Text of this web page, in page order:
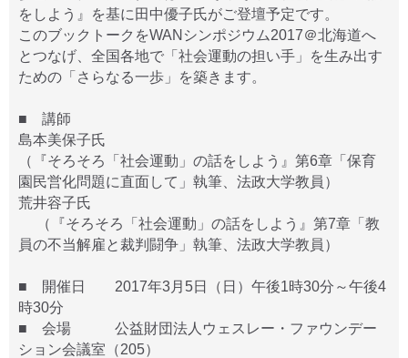
をしよう』を基に田中優子氏がご登壇予定です。
このブックトークをWANシンポジウム2017＠北海道へ
とつなげ、全国各地で「社会運動の担い手」を生み出す
ための「さらなる一歩」を築きます。
■ 講師
島本美保子氏
（『そろそろ「社会運動」の話をしよう』第6章「保育
園民営化問題に直面して」執筆、法政大学教員）
荒井容子氏
（『そろそろ「社会運動」の話をしよう』第7章「教
員の不当解雇と裁判闘争」執筆、法政大学教員）
■ 開催日 2017年3月5日（日）午後1時30分～午後4
時30分
■ 会場 公益財団法人ウェスレー・ファウンデー
ション会議室（205）